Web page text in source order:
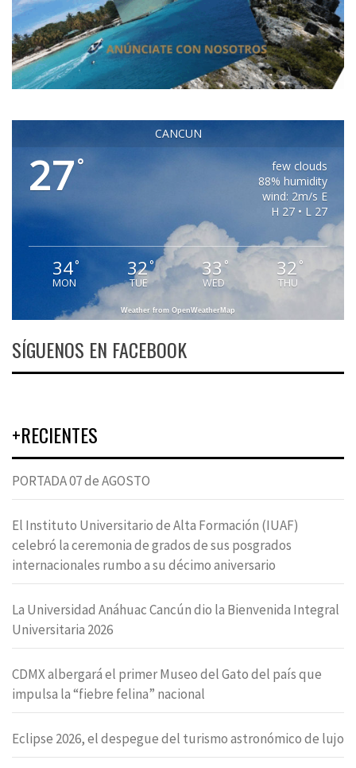
CANCUN
27°
few clouds
88% humidity
wind: 2m/s E
H 27 • L 27
34°
MON
32°
TUE
33 °
WED
32 °
THU
Weather from OpenWeatherMap
SÍGUENOS EN FACEBOOK
+RECIENTES
PORTADA 07 de AGOSTO
El Instituto Universitario de Alta Formación (IUAF)
celebró la ceremonia de grados de sus posgrados
internacionales rumbo a su décimo aniversario
La Universidad Anáhuac Cancún dio la Bienvenida Integral
Universitaria 2026
CDMX albergará el primer Museo del Gato del país que
impulsa la “fiebre felina” nacional
Eclipse 2026, el despegue del turismo astronómico de lujo